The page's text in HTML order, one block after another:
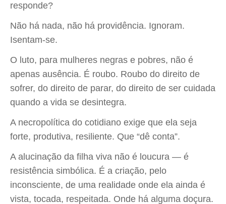
responde?
Não há nada, não há providência. Ignoram.
Isentam-se.
O luto, para mulheres negras e pobres, não é
apenas ausência. É roubo. Roubo do direito de
sofrer, do direito de parar, do direito de ser cuidada
quando a vida se desintegra.
A necropolítica do cotidiano exige que ela seja
forte, produtiva, resiliente. Que “dê conta”.
A alucinação da filha viva não é loucura — é
resistência simbólica. É a criação, pelo
inconsciente, de uma realidade onde ela ainda é
vista, tocada, respeitada. Onde há alguma doçura.